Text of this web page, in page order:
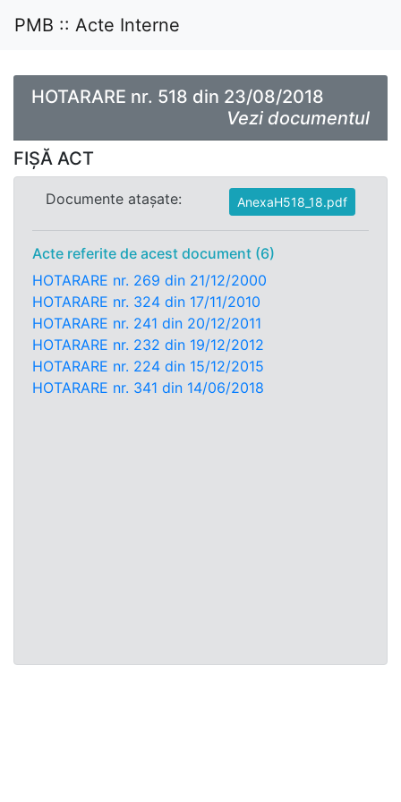
PMB :: Acte Interne
HOTARARE nr. 518 din 23/08/2018
Vezi documentul
FIȘĂ ACT
Documente atașate: AnexaH518_18.pdf
Acte referite de acest document (6)
HOTARARE nr. 269 din 21/12/2000
HOTARARE nr. 324 din 17/11/2010
HOTARARE nr. 241 din 20/12/2011
HOTARARE nr. 232 din 19/12/2012
HOTARARE nr. 224 din 15/12/2015
HOTARARE nr. 341 din 14/06/2018